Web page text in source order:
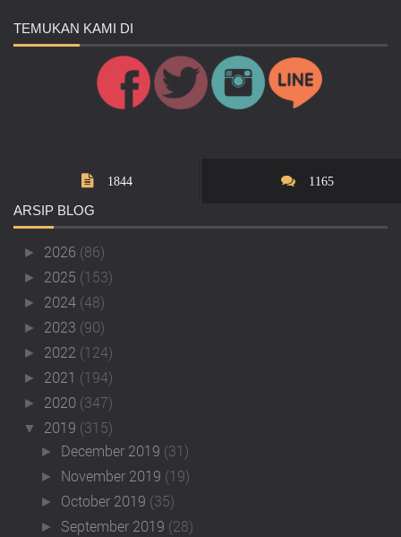
TEMUKAN KAMI DI
1844 1165
ARSIP BLOG
► 2026 (86)
► 2025 (153)
► 2024 (48)
► 2023 (90)
► 2022 (124)
► 2021 (194)
► 2020 (347)
▼ 2019 (315)
► December 2019 (31)
► November 2019 (19)
► October 2019 (35)
► September 2019 (28)